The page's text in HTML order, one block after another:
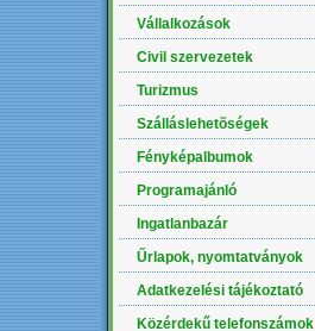
Vállalkozások
Civil szervezetek
Turizmus
Szálláslehetõségek
Fényképalbumok
Programajánló
Ingatlanbazár
Űrlapok, nyomtatványok
Adatkezelési tájékoztató
Közérdekű telefonszámok